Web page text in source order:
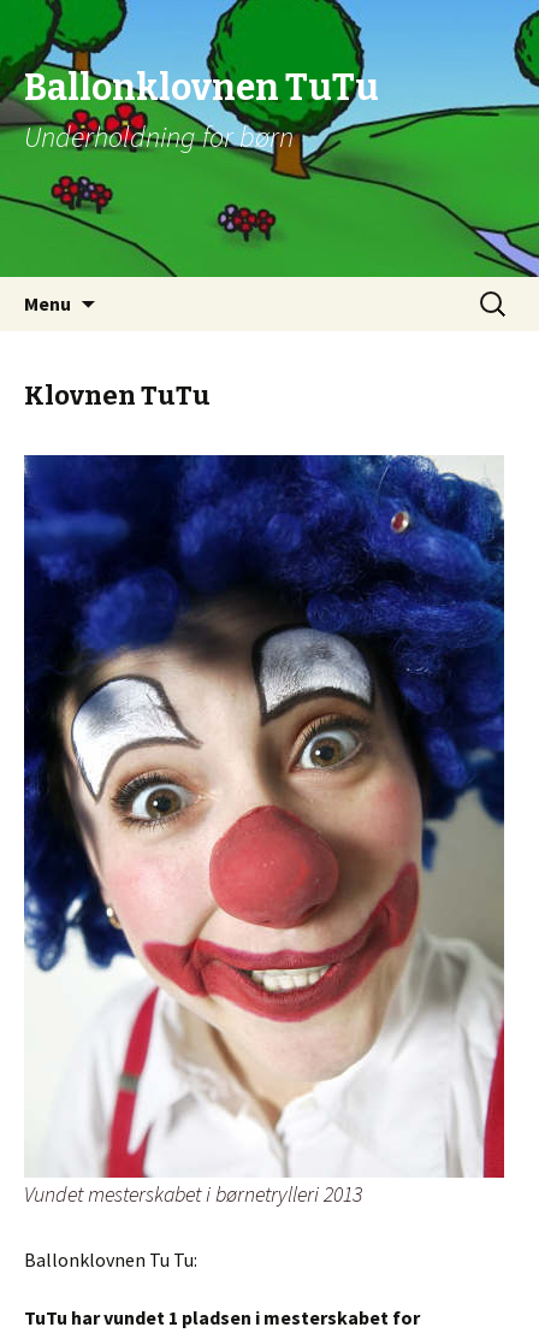
Ballonklovnen TuTu
Underholdning for børn
Menu
Søg
efter:
Klovnen TuTu
Vundet mesterskabet i børnetrylleri 2013
Ballonklovnen Tu Tu:
TuTu har vundet 1 pladsen i mesterskabet for